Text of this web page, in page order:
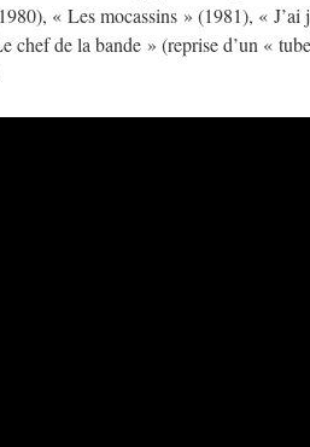
« Les mocassins » (1981), « J’ai
de la bande » (reprise d’un «